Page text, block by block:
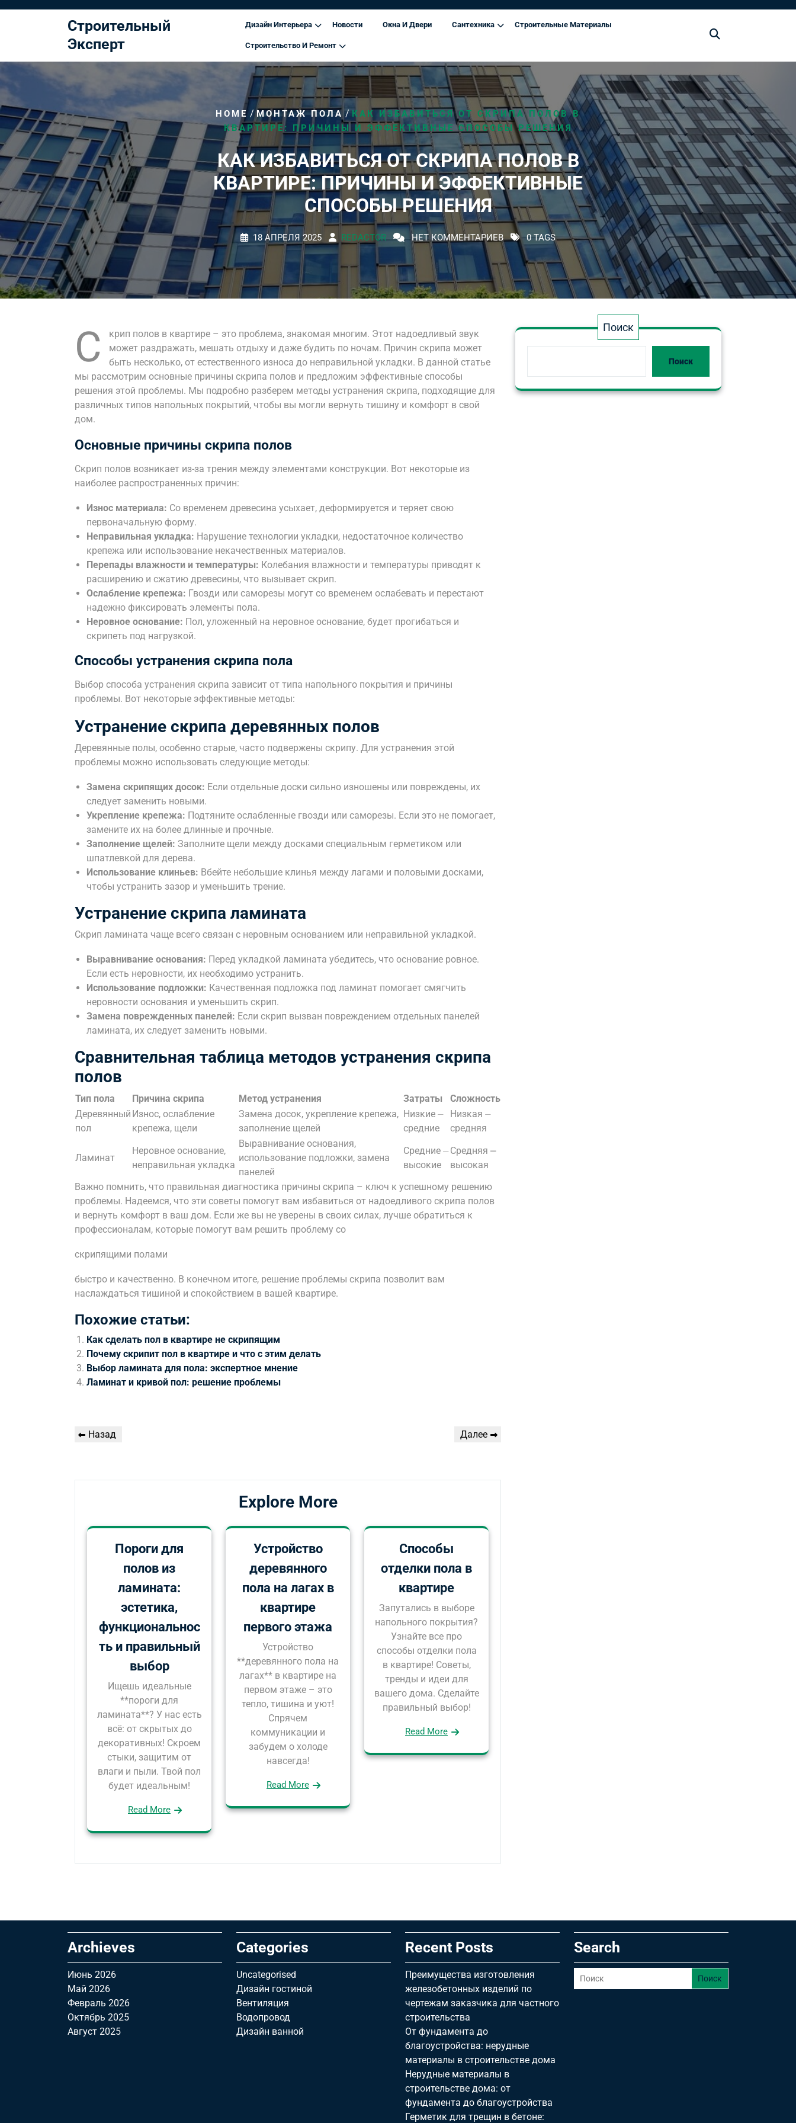
Строительный
Эксперт
Дизайн Интерьера Новости Окна И Двери Сантехника Строительные Материалы
Строительство И Ремонт
HOME /МОНТАЖ ПОЛА /КАК ИЗБАВИТЬСЯ ОТ СКРИПА ПОЛОВ В
КВАРТИРЕ: ПРИЧИНЫ И ЭФФЕКТИВНЫЕ СПОСОБЫ РЕШЕНИЯ
КАК ИЗБАВИТЬСЯ ОТ СКРИПА ПОЛОВ В
КВАРТИРЕ: ПРИЧИНЫ И ЭФФЕКТИВНЫЕ
СПОСОБЫ РЕШЕНИЯ
18 АПРЕЛЯ 2025 REDACTOR НЕТ КОММЕНТАРИЕВ 0 TAGS
С
крип полов в квартире – это проблема, знакомая многим. Этот надоедливый звук
может раздражать, мешать отдыху и даже будить по ночам. Причин скрипа может
быть несколько, от естественного износа до неправильной укладки. В данной статье
мы рассмотрим основные причины скрипа полов и предложим эффективные способы
решения этой проблемы. Мы подробно разберем методы устранения скрипа, подходящие для
различных типов напольных покрытий, чтобы вы могли вернуть тишину и комфорт в свой
дом.
Основные причины скрипа полов
Скрип полов возникает из-за трения между элементами конструкции. Вот некоторые из
наиболее распространенных причин:
Износ материала: Со временем древесина усыхает, деформируется и теряет свою
первоначальную форму.
Неправильная укладка: Нарушение технологии укладки, недостаточное количество
крепежа или использование некачественных материалов.
Перепады влажности и температуры: Колебания влажности и температуры приводят к
расширению и сжатию древесины, что вызывает скрип.
Ослабление крепежа: Гвозди или саморезы могут со временем ослабевать и перестают
надежно фиксировать элементы пола.
Неровное основание: Пол, уложенный на неровное основание, будет прогибаться и
скрипеть под нагрузкой.
Способы устранения скрипа пола
Выбор способа устранения скрипа зависит от типа напольного покрытия и причины
проблемы. Вот некоторые эффективные методы:
Устранение скрипа деревянных полов
Деревянные полы, особенно старые, часто подвержены скрипу. Для устранения этой
проблемы можно использовать следующие методы:
Замена скрипящих досок: Если отдельные доски сильно изношены или повреждены, их
следует заменить новыми.
Укрепление крепежа: Подтяните ослабленные гвозди или саморезы. Если это не помогает,
замените их на более длинные и прочные.
Заполнение щелей: Заполните щели между досками специальным герметиком или
шпатлевкой для дерева.
Использование клиньев: Вбейте небольшие клинья между лагами и половыми досками,
чтобы устранить зазор и уменьшить трение.
Устранение скрипа ламината
Скрип ламината чаще всего связан с неровным основанием или неправильной укладкой.
Выравнивание основания: Перед укладкой ламината убедитесь, что основание ровное.
Если есть неровности, их необходимо устранить.
Использование подложки: Качественная подложка под ламинат помогает смягчить
неровности основания и уменьшить скрип.
Замена поврежденных панелей: Если скрип вызван повреждением отдельных панелей
ламината, их следует заменить новыми.
Сравнительная таблица методов устранения скрипа
полов
Тип пола Причина скрипа Метод устранения Затраты
Сложность
Деревянный
пол
Износ, ослабление
крепежа, щели
Замена досок, укрепление крепежа,
заполнение щелей
Низкие ⏤
средние
Низкая ⏤
средняя
Ламинат
Неровное основание,
неправильная укладка
Выравнивание основания,
использование подложки, замена
панелей
Средние ⏤
высокие
Средняя ⎼
высокая
Важно помнить, что правильная диагностика причины скрипа – ключ к успешному решению
проблемы. Надеемся, что эти советы помогут вам избавиться от надоедливого скрипа полов
и вернуть комфорт в ваш дом. Если же вы не уверены в своих силах, лучше обратиться к
профессионалам, которые помогут вам решить проблему со
скрипящими полами
быстро и качественно. В конечном итоге, решение проблемы скрипа позволит вам
наслаждаться тишиной и спокойствием в вашей квартире.
Похожие статьи:
Как сделать пол в квартире не скрипящим
Почему скрипит пол в квартире и что с этим делать
Выбор ламината для пола: экспертное мнение
Ламинат и кривой пол: решение проблемы
Навигация
записям
Предыдущая
Назад
Следующая
Далее
Explore More
Пороги для
полов из
ламината:
эстетика,
функциональнос
ть и правильный
выбор
Ищешь идеальные
**пороги для
ламината**? У нас есть
всё: от скрытых до
декоративных! Скроем
стыки, защитим от
влаги и пыли. Твой пол
будет идеальным!
Read More
Устройство
деревянного
пола на лагах в
квартире
первого этажа
Устройство
**деревянного пола на
лагах** в квартире на
первом этаже – это
тепло, тишина и уют!
Спрячем
коммуникации и
забудем о холоде
навсегда!
Read More
Способы
отделки пола в
квартире
Запутались в выборе
напольного покрытия?
Узнайте все про
способы отделки пола
в квартире! Советы,
тренды и идеи для
вашего дома. Сделайте
правильный выбор!
Read More
Поиск
Поиск
Archieves
Июнь 2026
Май 2026
Февраль 2026
Октябрь 2025
Август 2025
Categories
Uncategorised
Дизайн гостиной
Вентиляция
Водопровод
Дизайн ванной
Recent Posts
Преимущества изготовления
железобетонных изделий по
чертежам заказчика для частного
строительства
От фундамента до
благоустройства: нерудные
материалы в строительстве дома
Нерудные материалы в
строительстве дома: от
фундамента до благоустройства
Герметик для трещин в бетоне:
Search
Поиск